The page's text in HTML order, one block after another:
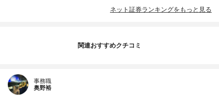
ネット証券ランキングをもっと見る
関連おすすめクチコミ
事務職
奥野裕